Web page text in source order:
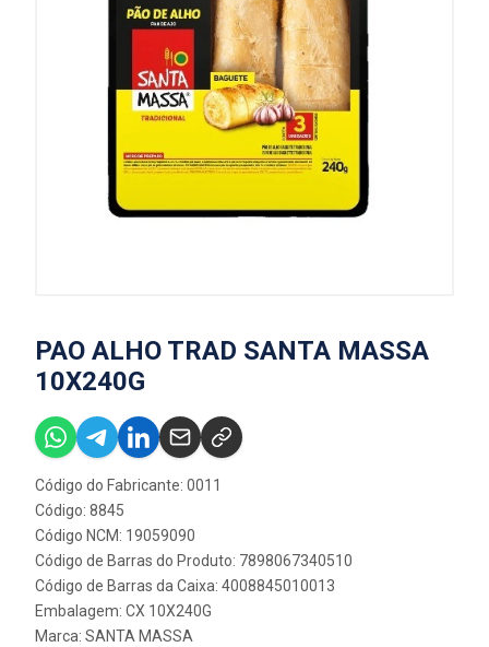
PAO ALHO TRAD SANTA MASSA
10X240G
Código do Fabricante: 0011
Código: 8845
Código NCM: 19059090
Código de Barras do Produto: 7898067340510
Código de Barras da Caixa: 4008845010013
Embalagem: CX 10X240G
Marca: SANTA MASSA